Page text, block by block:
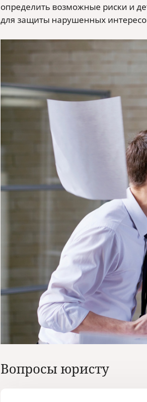
определить возможные риски и
для защиты нарушенных
Вопросы юристу